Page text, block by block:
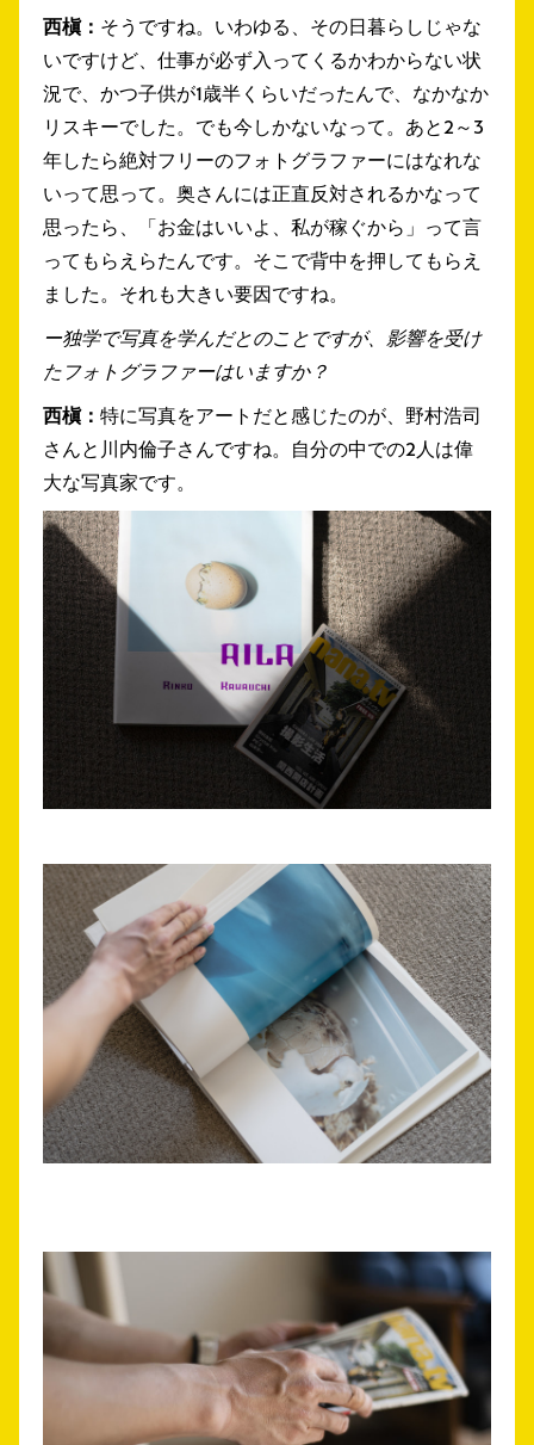
西槇： そうですね。いわゆる、その日暮らしじゃな
いですけど、仕事が必ず入ってくるかわからない状
況で、かつ子供が1歳半くらいだったんで、なかなか
リスキーでした。でも今しかないなって。あと2～3
年したら絶対フリーのフォトグラファーにはなれな
いって思って。奥さんには正直反対されるかなって
思ったら、「お金はいいよ、私が稼ぐから」って言
ってもらえらたんです。そこで背中を押してもらえ
ました。それも大きい要因ですね。
ー独学で写真を学んだとのことですが、影響を受け
たフォトグラファーはいますか？
西槇： 特に写真をアートだと感じたのが、野村浩司
さんと川内倫子さんですね。自分の中での2人は偉
大な写真家です。